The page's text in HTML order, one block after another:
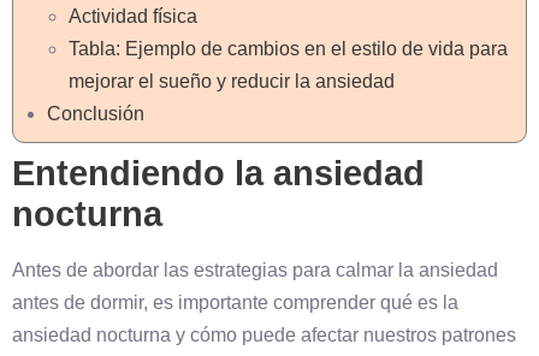
Actividad física
Tabla: Ejemplo de cambios en el estilo de vida para
mejorar el sueño y reducir la ansiedad
Conclusión
Entendiendo la ansiedad
nocturna
Antes de abordar las estrategias para calmar la ansiedad
antes de dormir, es importante comprender qué es la
ansiedad nocturna y cómo puede afectar nuestros patrones